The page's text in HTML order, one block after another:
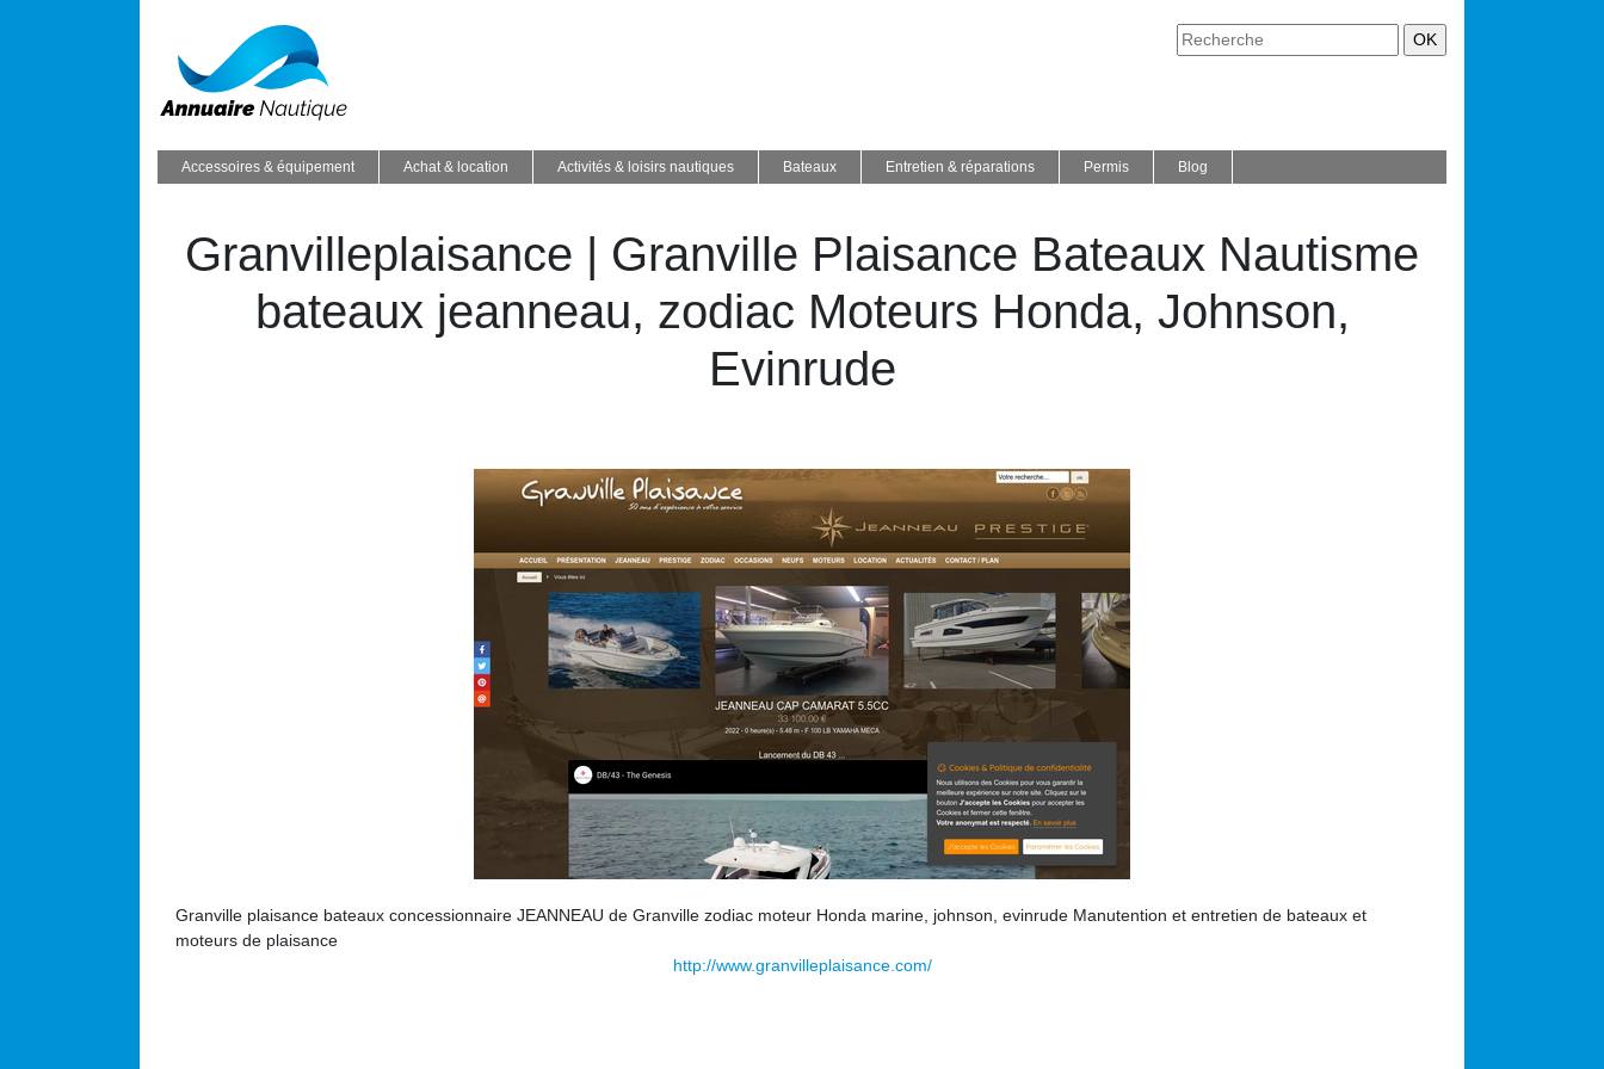
Accessoires & équipement Achat & location Activités & loisirs nautiques Bateaux Entretien & réparations Permis Blog
Gran­villeplai­san­ce | Granville Plaisance Bateaux Nautisme
bateaux jeanneau, zodiac Moteurs Honda, Johnson,
Evinrude
Granville plaisance bateaux concessionnaire JEANNEAU de Granville zodiac moteur Honda marine, johnson, evinrude Manutention et entretien de bateaux et
moteurs de plaisance
http://www.granvilleplaisance.com/